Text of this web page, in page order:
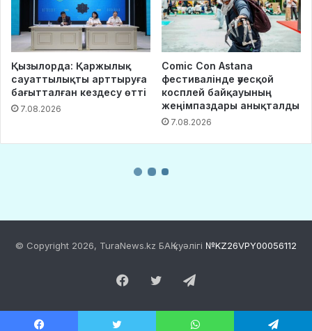
© Copyright 2026, TuraNews.kz БАҚ куәлігі №KZ26VPY00056112
Facebook
Twitter